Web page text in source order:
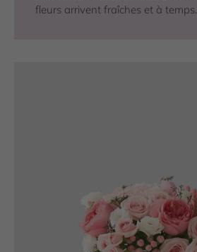
fleurs arrivent fraîches et à temps.